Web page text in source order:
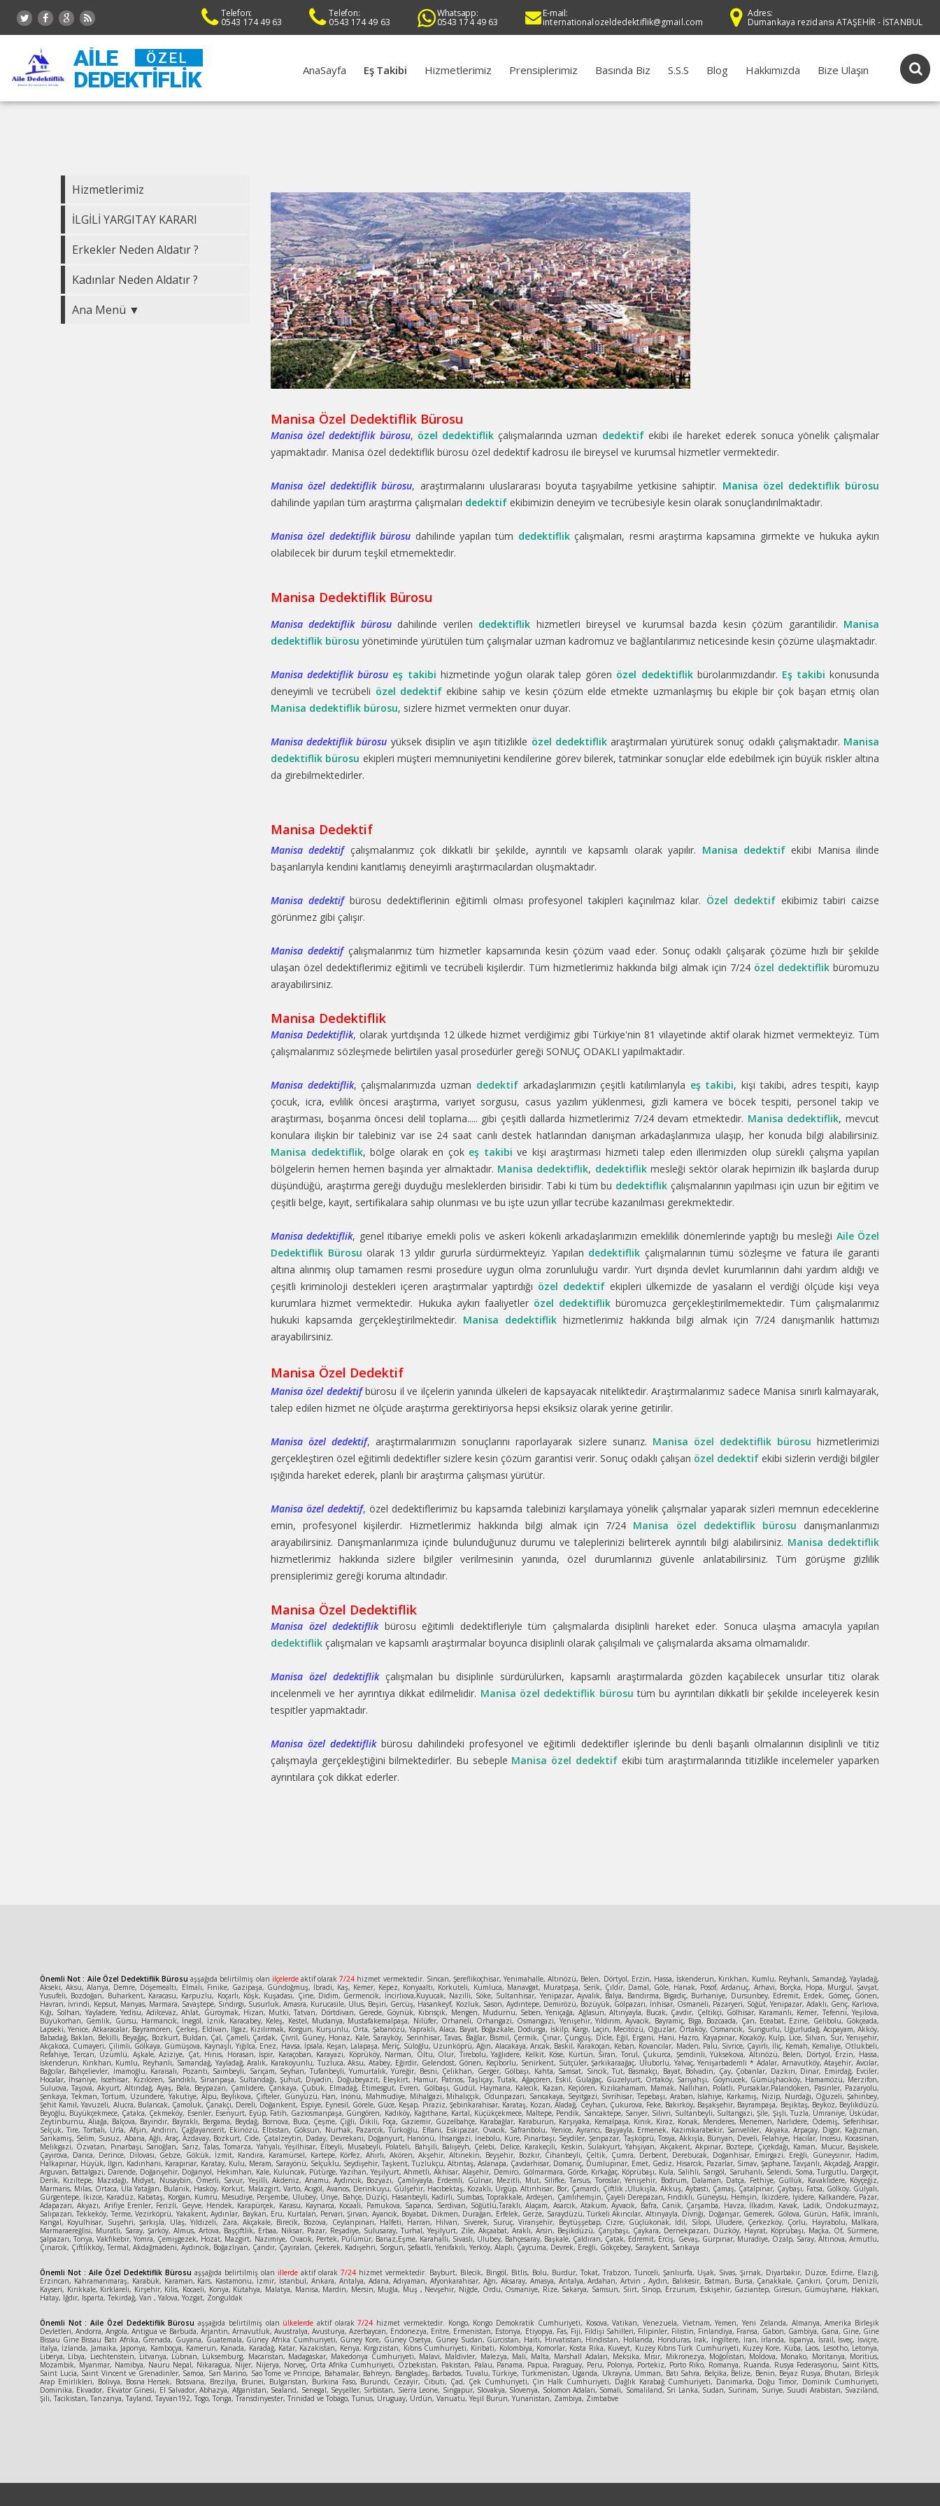
Telefon:
0543 174 49 63
Telefon:
0543 174 49 63
Whatsapp:
0543 174 49 63
E-mail:
internationalozeldedektiflik@gmail.com
Adres:
Dumankaya rezidansı ATAŞEHİR - İSTANBUL
AILE ÖZEL
DEDEKTIFLIK AnaSayfa Eş Takibi Hizmetlerimiz Prensiplerimiz Basında Biz S.S.S Blog Hakkımızda Bize Ulaşın
Hizmetlerimiz
İLGİLİ YARGITAY KARARI
Erkekler Neden Aldatır ?
Kadınlar Neden Aldatır ?
Ana Menü ▼
Manisa Özel Dedektiflik Bürosu
Manisa özel dedektiflik bürosu, özel dedektiflik çalışmalarında uzman dedektifekibi ile hareket ederek sonuca yönelik çalışmalar
yapmaktadır. Manisa özel dedektiflik bürosu özel dedektif kadrosu ile bireysel ve kurumsal hizmetler vermektedir.
Manisa özel dedektiflik bürosu, araştırmalarını uluslararası boyuta taşıyabilme yetkisine sahiptir. Manisa özel dedektiflik bürosu
dahilinde yapılan tüm araştırma çalışmaları dedektif ekibimizin deneyim ve tecrübesiyle kesin olarak sonuçlandırılmaktadır.
Manisa özel dedektiflik bürosu dahilinde yapılan tüm dedektiflikçalışmaları, resmi araştırma kapsamına girmekte ve hukuka aykırı
olabilecek bir durum teşkil etmemektedir.
Manisa Dedektiflik Bürosu
Manisa dedektiflik bürosudahilinde verilen dedektiflik hizmetleri bireysel ve kurumsal bazda kesin çözüm garantilidir. Manisa
dedektiflik bürosu yönetiminde yürütülen tüm çalışmalar uzman kadromuz ve bağlantılarımız neticesinde kesin çözüme ulaşmaktadır.
Manisa dedektiflik bürosu eş takibi hizmetinde yoğun olarak talep gören özel dedektiflikbürolarımızdandır. Eş takibi konusunda
deneyimli ve tecrübeli özel dedektifekibine sahip ve kesin çözüm elde etmekte uzmanlaşmış bu ekiple bir çok başarı etmiş olan
Manisa dedektiflik bürosu, sizlere hizmet vermekten onur duyar.
Manisa dedektiflik bürosu yüksek disiplin ve aşırı titizlikle özel dedektiflikaraştırmaları yürütürek sonuç odaklı çalışmaktadır. Manisa
dedektiflik bürosu ekipleri müşteri memnuniyetini kendilerine görev bilerek, tatminkar sonuçlar elde edebilmek için büyük riskler altına
da girebilmektedirler.
Manisa Dedektif
Manisa dedektifçalışmalarımız çok dikkatli bir şekilde, ayrıntılı ve kapsamlı olarak yapılır. Manisa dedektifekibi Manisa ilinde
başarılarıyla kendini kanıtlamış deneyimli araştırmacılardan oluşmaktadır.
Manisa dedektifbürosu dedektiflerinin eğitimli olması profesyonel takipleri kaçınılmaz kılar. Özel dedektif ekibimiz tabiri caizse
görünmez gibi çalışır.
Manisa dedektifçalışmalarımız tüm hizmetler kapsamında kesin çözüm vaad eder. Sonuç odaklı çalışarak çözüme hızlı bir şekilde
ulaşan özel dedektiflerimiz eğitimli ve tecrübeli kişilerdir. Tüm hizmetlerimiz hakkında bilgi almak için 7/24 özel dedektiflik büromuzu
arayabilirsiniz.
Manisa Dedektiflik
Manisa Dedektiflik, olarak yurtdışında 12 ülkede hizmet verdiğimiz gibi Türkiye'nin 81 vilayetinde aktif olarak hizmet vermekteyiz. Tüm
çalışmalarımız sözleşmede belirtilen yasal prosedürler gereği SONUÇ ODAKLI yapılmaktadır.
Manisa dedektiflik, çalışmalarımızda uzman dedektifarkadaşlarımızın çeşitli katılımlarıyla eş takibi, kişi takibi, adres tespiti, kayıp
çocuk, icra, evlilik öncesi araştırma, variyet sorgusu, casus yazılım yüklenmesi, gizli kamera ve böcek tespiti, personel takip ve
araştırması, boşanma öncesi delil toplama..... gibi çeşitli dallarda hizmetlerimiz 7/24 devam etmektedir. Manisa dedektiflik, mevcut
konulara ilişkin bir talebiniz var ise 24 saat canlı destek hatlarından danışman arkadaşlarımıza ulaşıp, her konuda bilgi alabilirsiniz.
Manisa dedektiflik, bölge olarak en çok eş takibi ve kişi araştırması hizmeti talep eden illerimizden olup sürekli çalışma yapılan
bölgelerin hemen hemen başında yer almaktadır. Manisa dedektiflik, dedektiflikmesleği sektör olarak hepimizin ilk başlarda durup
düşündüğü, araştırma gereği duyduğu mesleklerden birisidir. Tabi ki tüm bu dedektiflik çalışmalarının yapılması için uzun bir eğitim ve
çeşitli belge, kayıt, sertifikalara sahip olunması ve bu işte uzun yıllar tecrübe kazanılması gerekmektedir.
Manisa dedektiflik, genel itibariye emekli polis ve askeri kökenli arkadaşlarımızın emeklilik dönemlerinde yaptığı bu mesleği Aile Özel
Dedektiflik Bürosu olarak 13 yıldır gururla sürdürmekteyiz. Yapılan dedektiflik çalışmalarının tümü sözleşme ve fatura ile garanti
altına alınmış olup tamamen resmi prosedüre uygun olma zorunluluğu vardır. Yurt dışında devlet kurumlarının dahi yardım aldığı ve
çeşitli kriminoloji destekleri içeren araştırmalar yaptırdığı özel dedektif ekipleri ülkemizde de yasaların el verdiği ölçüde kişi veya
kurumlara hizmet vermektedir. Hukuka aykırı faaliyetler özel dedektiflik büromuzca gerçekleştirilmemektedir. Tüm çalışmalarımız
hukuki kapsamda gerçekleştirilmektedir. Manisa dedektiflik hizmetlerimiz hakkında bilgi almak için 7/24 danışmanlık hattımızı
arayabilirsiniz.
Manisa Özel Dedektif
Manisa özel dedektifbürosu il ve ilçelerin yanında ülkeleri de kapsayacak niteliktedir. Araştırmalarımız sadece Manisa sınırlı kalmayarak,
talep edilen hizmet ne ölçüde araştırma gerektiriyorsa hepsi eksiksiz olarak yerine getirilir.
Manisa özel dedektif, araştırmalarımızın sonuçlarını raporlayarak sizlere sunarız. Manisa özel dedektiflik bürosu hizmetlerimizi
gerçekleştiren özel eğitimli dedektifler sizlere kesin çözüm garantisi verir. Sonuç odaklı çalışan özel dedektif ekibi sizlerin verdiği bilgiler
ışığında hareket ederek, planlı bir araştırma çalışması yürütür.
Manisa özel dedektif, özel dedektiflerimiz bu kapsamda talebinizi karşılamaya yönelik çalışmalar yaparak sizleri memnun edeceklerine
emin, profesyonel kişilerdir. Hizmetlerimiz hakkında bilgi almak için 7/24 Manisa özel dedektiflik bürosu danışmanlarımızı
arayabilirsiniz. Danışmanlarımıza içinde bulunduğunuz durumu ve taleplerinizi belirterek ayrıntılı bilgi alabilirsiniz. Manisa dedektiflik
hizmetlerimiz hakkında sizlere bilgiler verilmesinin yanında, özel durumlarınızı güvenle anlatabilirsiniz. Tüm görüşme gizlilik
prensiplerimiz gereği koruma altındadır.
Manisa Özel Dedektiflik
Manisa özel dedektiflikbürosu eğitimli dedektifleriyle tüm çalışmalarda disiplinli hareket eder. Sonuca ulaşma amacıyla yapılan
dedektiflik çalışmaları ve kapsamlı araştırmalar boyunca disiplinli olarak çalışılmalı ve çalışmalarda aksama olmamalıdır.
Manisa özel dedektiflikçalışmaları bu disiplinle sürdürülürken, kapsamlı araştırmalarda gözden kaçabilecek unsurlar titiz olarak
incelenmeli ve her ayrıntıya dikkat edilmelidir. Manisa özel dedektiflik bürosu tüm bu ayrıntıları dikkatli bir şekilde inceleyerek kesin
tespitler yapmaktadır.
Manisa özel dedektiflikbürosu dahilindeki profesyonel ve eğitimli dedektifler işlerinde bu denli başarılı olmalarının disiplinli ve titiz
çalışmayla gerçekleştiğini bilmektedirler. Bu sebeple Manisa özel dedektifekibi tüm araştırmalarında titizlikle incelemeler yaparken
ayrıntılara çok dikkat ederler.
Önemli Not : Aile Özel Dedektiflik Bürosu aşşağıda belirtilmiş olan ilçelerdeaktif olarak7/24 hizmet vermektedir. Sincan, Şereflikoçhisar, Yenimahalle, Altınözü, Belen, Dörtyol, Erzin, Hassa, İskenderun, Kırıkhan, Kumlu, Reyhanlı, Samandağ, Yayladağ,
Akseki, Aksu, Alanya, Demre, Döşemealtı, Elmalı, Finike, Gazipaşa, Gündoğmuş, İbradi, Kaş, Kemer, Kepez, Konyaaltı, Korkuteli, Kumluca, Manavgat, Muratpaşa, Serik, Çıldır, Damal, Göle, Hanak, Posof, Ardanuç, Arhavi, Borçka, Hopa, Murgul, Şavşat,
Yusufeli, Bozdoğan, Buharkent, Karacasu, Karpuzlu, Koçarlı, Köşk, Kuşadası, Çine, Didim, Germencik, İncirliova,Kuyucak, Nazilli, Söke, Sultanhisar, Yenipazar, Ayvalık, Balya, Bandırma, Bigadiç, Burhaniye, Dursunbey, Edremit, Erdek, Gömeç, Gönen,
Havran, İvrindi, Kepsut, Manyas, Marmara, Savaştepe, Sındırgı, Susurluk, Amasra, Kurucasile, Ulus, Beşiri, Gercüş, Hasankeyf, Kozluk, Sason, Aydıntepe, Demirözü, Bozüyük, Gölpazarı, İnhisar, Osmaneli, Pazaryeri, Söğüt, Yenipazar, Adaklı, Genç, Karlıova,
Kığı, Solhan, Yayladere, Yedisu, Adilcevaz, Ahlat, Güroymak, Hizan, Mutki, Tatvan, Dörtdivan, Gerede, Göynük, Kıbrısçık, Mengen, Mudurnu, Seben, Yeniçağa, Ağlasun, Altınyayla, Bucak, Çavdır, Çeltikçi, Gölhisar, Karamanlı, Kemer, Tefenni, Yeşilova,
Büyükorhan, Gemlik, Gürsu, Harmancık, İnegöl, İznik, Karacabey, Keleş, Kestel, Mudanya, Mustafakemalpaşa, Nilüfer, Orhaneli, Orhangazi, Osmangazi, Yenişehir, Yıldırım, Ayvacık, Bayramiç, Biga, Bozcaada, Çan, Eceabat, Ezine, Gelibolu, Gökçeada,
Lapseki, Yenice, Atkaracalar, Bayramören, Çerkeş, Eldivan, Ilgaz, Kızılırmak, Korgun, Kurşunlu, Orta, Şabanözü, Yapraklı, Alaca, Bayat, Boğazkale, Dodurga, İskilp, Kargı, Laçin, Mecitözü, Oğuzlar, Ortaköy, Osmancık, Sungurlu, Uğurludağ, Acıpayam, Akköy,
Babadağ, Baklan, Bekilli, Beyağaç, Bozkurt, Buldan, Çal, Çameli, Çardak, Çivril, Güney, Honaz, Kale, Sarayköy, Serinhisar, Tavas, Bağlar, Bismil, Çermik, Çınar, Çüngüş, Dicle, Eğil, Ergani, Hani, Hazro, Kayapınar, Kocaköy, Kulp, Lice, Silvan, Sur, Yenişehir,
Akçakoca, Cumayeri, Çilimli, Gölkaya, Gümüşova, Kaynaşlı, Yığılca, Enez, Havsa, İpsala, Keşan, Lalapaşa, Meriç, Süloğlu, Uzunköprü, Ağın, Alacakaya, Arıcak, Baskil, Karakoçan, Keban, Kovancılar, Maden, Palu, Sivrice, Çayırlı, İliç, Kemah, Kemaliye, Otlukbeli,
Refahiye, Tercan, Üzümlü, Aşkale, Aziziye, Çat, Hınıs, Horasan, İspir, Karaçoban, Karayazı, Köprüköy, Narman, Oltu, Olur, Tirebolu, Yağlıdere, Kelkit, Köse, Kürtün, Siran, Torul, Çukurca, Şemdinli, Yüksekova, Altınözü, Belen, Dörtyol, Erzin, Hassa,
İskenderun, Kırıkhan, Kumlu, Reyhanlı, Samandağ, Yayladağ, Aralık, Karakoyunlu, Tuzluca, Aksu, Atabey, Eğirdir, Gelendost, Gönen, Keçiborlu, Senirkent, Sütçüler, Şarkikaraağaç, Uluborlu, Yalvaç, Yenişarbademli * Adalar, Arnavutköy, Ataşehir, Avcılar,
Bağcılar, Bahçelievler, İmamoğlu, Karaisalı, Pozantı, Saimbeyli, Sarıçam, Seyhan, Tufanbeyli, Yumurtalık, Yüreğir, Besni, Çelikhan, Gerger, Gölbaşı, Kahta, Samsat, Sincik, Tut, Basmakçı, Bayat, Bolvadin, Çay, Çobanlar, Dazkırı, Dinar, Emirdağ, Evciler,
Hocalar, İhsaniye, İscehisar, Kızılören, Sandıklı, Sinanpaşa, Sultandağı, Şuhut, Diyadin, Doğubeyazıt, Eleşkirt, Hamur, Patnos, Taşlıçay, Tutak, Ağaçören, Eskil, Gülağaç, Güzelyurt, Ortaköy, Sarıyahşi, Göynücek, Gümüşhacıköy, Hamamözü, Merzifon,
Suluova, Taşova, Akyurt, Altındağ, Ayaş, Bala, Beypazarı, Çamlıdere, Çankaya, Çubuk, Elmadağ, Etimesgut, Evren, Gölbaşı, Güdül, Haymana, Kalecik, Kazan, Keçiören, Kızılcahamam, Mamak, Nallıhan, Polatlı, Pursaklar,Palandöken, Pasinler, Pazaryolu,
Şenkaya, Tekman, Tortum, Uzundere, Yakutiye, Alpu, Beylikova, Çifteler, Günyüzü, Han, İnönü, Mahmudiye, Mihalgazi, Mihalıççık, Odunpazarı, Sarıcakaya, Seyitgazi, Sivrihisar, Tepebaşı, Araban, İslahiye, Karkamış, Nizip, Nurdağı, Oğuzeli, Şahinbey,
Şehit Kamil, Yavuzeli, Alucra, Bulancak, Çamoluk, Çanakçı, Dereli, Doğankent, Espiye, Eynesil, Görele, Güce, Keşap, Piraziz, Şebinkarahisar, Karataş, Kozan, Aladağ, Ceyhan, Çukurova, Feke, Bakırköy, Başakşehir, Bayrampaşa, Beşiktaş, Beykoz, Beylikdüzü,
Beyoğlu, Büyükçekmece, Çatalca, Çekmeköy, Esenler, Esenyurt, Eyüp, Fatih, Gaziosmanpaşa, Güngören, Kadıköy, Kağıthane, Kartal, Küçükçekmece, Maltepe, Pendik, Sancaktepe, Sarıyer, Silivri, Sultanbeyli, Sultangazi, Şile, Şişli, Tuzla, Ümraniye, Üsküdar,
Zeytinburnu, Aliağa, Balçova, Bayındır, Bayraklı, Bergama, Beydağ, Bornova, Buca, Çeşme, Çiğli, Dikili, Foça, Gaziemir, Güzelbahçe, Karabağlar, Karaburun, Karşıyaka, Kemalpaşa, Kınık, Kiraz, Konak, Menderes, Menemen, Narlıdere, Ödemiş, Seferihisar,
Selçuk, Tire, Torbalı, Urla, Afşin, Andırın, Çağlayancerit, Ekinözü, Elbistan, Göksun, Nurhak, Pazarcık, Türkoğlu, Eflani, Eskipazar, Ovacık, Safranbolu, Yenice, Ayrancı, Başyayla, Ermenek, Kazımkarabekir, Sarıveliler, Akyaka, Arpaçay, Digor, Kağızman,
Sarıkamış, Selim, Susuz, Abana, Ağlı, Araç, Azdavay, Bozkurt, Cide, Çatalzeytin, Daday, Devrekani, Doğanyurt, Hanönü, İhsangazi, İnebolu, Küre, Pınarbaşı, Seydiler, Şenpazar, Taşköprü, Tosya, Akkışla, Bünyan, Develi, Felahiye, Hacılar, İncesu, Kocasinan,
Melikgazi, Özvatan, Pınarbaşı, Sarıoğlan, Sarız, Talas, Tomarza, Yahyalı, Yeşilhisar, Elbeyli, Musabeyli, Polateli, Bahşili, Balışeyh, Çelebi, Delice, Karakeçili, Keskin, Sulakyurt, Yahşiyan, Akçakent, Akpınar, Boztepe, Çiçekdağı, Kaman, Mucur, Başiskele,
Çayırova, Darıca, Derince, Dilovası, Gebze, Gölcük, İzmit, Kandıra, Karamürsel, Kartepe, Körfez, Ahırlı, Akören, Akşehir, Altınekin, Beyşehir, Bozkır, Cihanbeyli, Çeltik, Çumra, Derbent, Derebucak, Doğanhisar, Emirgazi, Ereğli, Güneysınır, Hadim,
Halkapınar, Hüyük, Ilgın, Kadınhanı, Karapınar, Karatay, Kulu, Meram, Sarayönü, Selçuklu, Seydişehir, Taşkent, Tuzlukçu, Altıntaş, Aslanapa, Çavdarhisar, Domaniç, Dumlupınar, Emet, Gediz, Hisarcık, Pazarlar, Simav, Şaphane, Tavşanlı, Akçadağ, Arapgir,
Arguvan, Battalgazi, Darende, Doğanşehir, Doğanyol, Hekimhan, Kale, Kuluncak, Pütürge, Yazıhan, Yeşilyurt, Ahmetli, Akhisar, Alaşehir, Demirci, Gölmarmara, Görde, Kırkağaç, Köprübaşı, Kula, Salihli, Sarıgöl, Saruhanlı, Selendi, Soma, Turgutlu, Dargeçit,
Derik, Kızıltepe, Mazıdağı, Midyat, Nusaybin, Ömerli, Savur, Yeşilli, Akdeniz, Anamu, Aydıncık, Bozyazı, Çamlıyayla, Erdemli, Gülnar, Mezitli, Mut, Silifke, Tarsus, Toroslar, Yenişehir, Bodrum, Dalaman, Datça, Fethiye, Güllük, Kavaklıdere, Köyçeğiz,
Marmaris, Milas, Ortaca, Ula Yatağan, Bulanık, Hasköy, Korkut, Malazgirt, Varto, Acıgöl, Avanos, Derinkuyu, Gülşehir, Hacıbektaş, Kozaklı, Ürgüp, Altınhisar, Bor, Çamardı, Çiftlik ,Ulukışla, Akkuş, Aybastı, Çamaş, Çatalpınar, Çaybaşı, Fatsa, Gölköy, Gülyalı,
Gürgentepe, İkizce, Karadüz, Kabataş, Korgan, Kumru, Mesudiye, Perşembe, Ulubey, Ünye, Bahçe, Düziçi, Hasanbeyli, Kadirli, Sumbas, Toprakkale, Ardeşen, Çamlıhemşin, Çayeli Derepazarı, Fındıklı, Güneysu, Hemşin, İkizdere, İyidere, Kalkandere, Pazar,
Adapazarı, Akyazı, Arifiye Erenler, Ferizli, Geyve, Hendek, Karapürçek, Karasu, Kaynarca, Kocaali, Pamukova, Sapanca, Serdivan, Söğütlü,Taraklı, Alaçam, Asarcık, Atakum, Ayvacık, Bafra, Canik, Çarşamba, Havza, İlkadım, Kavak, Ladik, Ondokuzmayız,
Salıpazarı, Tekkeköy, Terme, Vezirköprü, Yakakent, Aydınlar, Baykan, Eru, Kurtalan, Pervari, Şirvan, Ayancık, Boyabat, Dikmen, Durağan, Erfelek, Gerze, Saraydüzü, Türkeli Akıncılar, Altınyayla, Divriği, Doğanşar, Gemerek, Gölova, Gürün, Hafik, İmranlı,
Kangal, Koyulhisar, Suşehri, Şarkışla, Ulaş, Yıldızeli, Zara, Akçakale, Birecik, Bozova, Ceylanpınarı, Halfeti, Harran, Hilvan, Siverek, Suruç, Viranşehir, Beytüşşebap, Cizre, Güçlükonak, İdil, Silopi, Uludere, Çerkezköy, Çorlu, Hayrabolu, Malkara,
Marmaraereğlisi, Muratlı, Saray, Şarköy, Almus, Artova, Başçiftlik, Erbaa, Niksar, Pazar, Reşadiye, Sulusaray, Turhal, Yeşilyurt, Zile, Akçaabat, Araklı, Arsin, Beşikdüzü, Çarşıbaşı, Çaykara, Dernekpazarı, Düzköy, Hayrat, Köprübaşı, Maçka, Of, Sürmene,
Şalpazarı, Tonya, Vakfıkebir, Yomra, Çemişgezek, Hozat, Mazgirt, Nazımiye, Ovacık, Pertek, Pülümür, Banaz,Eşme, Karahallı, Sivaslı, Ulubey, Bahçesaray, Başkale, Çaldıran, Çatak, Edremit, Erciş, Gevaş, Gürpınar, Muradiye, Özalp, Saray, Altınova, Armutlu,
Çınarcık, Çiftlikköy, Termal, Akdağmadeni, Aydıncık, Boğazlıyan, Çandır, Çayıralan, Çekerek, Kadışehri, Sorgun, Şefaatli, Yenifakılı, Yerköy, Alaplı, Çaycuma, Devrek, Ereğli, Gökçebey, Saraykent, Sarıkaya
Önemli Not : Aile Özel Dedektiflik Bürosu aşşağıda belirtilmiş olan illerde aktif olarak 7/24 hizmet vermektedir. Bayburt, Bilecik, Bingöl, Bitlis, Bolu, Burdur, Tokat, Trabzon, Tunceli, Şanlıurfa, Uşak, Sivas, Şırnak, Diyarbakır, Düzce, Edirne, Elazığ,
Erzincan, Kahramanmaraş, Karabük, Karaman, Kars, Kastamonu, İzmir, İstanbul, Ankara, Antalya, Adana, Adıyaman, Afyonkarahisar, Ağrı, Aksaray, Amasya, Antalya, Ardahan, Artvin , Aydın, Balıkesir, Batman, Bursa, Çanakkale, Çankırı, Çorum, Denizli,
Kayseri, Kırıkkale, Kırklareli, Kırşehir, Kilis, Kocaeli, Konya, Kütahya, Malatya, Manisa, Mardin, Mersin, Muğla, Muş , Nevşehir, Niğde, Ordu, Osmaniye, Rize, Sakarya, Samsun, Siirt, Sinop, Erzurum, Eskişehir, Gaziantep, Giresun, Gümüşhane, Hakkari,
Hatay, Iğdır, Isparta, Tekirdağ, Van , Yalova, Yozgat, Zonguldak
Önemli Not : Aile Özel Dedektiflik Bürosu aşşağıda belirtilmiş olan ülkelerde aktif olarak7/24 hizmet vermektedir. Kongo, Kongo Demokratik Cumhuriyeti, Kosova, Vatikan, Venezuela, Vietnam, Yemen, Yeni Zelanda, Almanya, Amerika Birleşik
Devletleri, Andorra, Angola, Antigua ve Barbuda, Arjantin, Arnavutluk, Avustralya, Avusturya, Azerbaycan, Endonezya, Eritre, Ermenistan, Estonya, Etiyopya, Fas, Fiji, Fildişi Sahilleri, Filipinler, Filistin, Finlandiya, Fransa, Gabon, Gambiya, Gana, Gine, Gine
Bissau Gine Bissau Batı Afrika, Grenada, Guyana, Guatemala, Güney Afrika Cumhuriyeti, Güney Kore, Güney Osetya, Güney Sudan, Gürcistan, Haiti, Hırvatistan, Hindistan, Hollanda, Honduras, Irak, İngiltere, İran, İrlanda, İspanya, İsrail, İsveç, İsviçre,
İtalya, İzlanda, Jamaika, Japonya, Kamboçya, Kamerun, Kanada, Karadağ, Katar, Kazakistan, Kenya, Kırgızistan, Kıbrıs Cumhuriyeti, Kiribati, Kolombiya, Komorlar, Kosta Rika, Kuveyt, Kuzey Kıbrıs Türk Cumhuriyeti, Kuzey Kore, Küba, Laos, Lesotho, Letonya,
Liberya, Libya, Liechtenstein, Litvanya, Lübnan, Lüksemburg, Macaristan, Madagaskar, Makedonya Cumhuriyeti, Malavi, Maldivler, Malezya, Mali, Malta, Marshall Adaları, Meksika, Mısır, Mikronezya, Moğolistan, Moldova, Monako, Moritanya, Moritius,
Mozambik, Myanmar, Namibya, Nauru Nepal, Nikaragua, Nijer, Nijerya, Norveç, Orta Afrika Cumhuriyeti, Özbekistan, Pakistan, Palau, Panama, Papua, Paraguay, Peru, Polonya, Portekiz, Porto Riko, Romanya, Ruanda, Rusya Federasyonu, Saint Kitts,
Saint Lucia, Saint Vincent ve Grenadinler, Samoa, San Marino, Sao Tome ve Principe, Bahamalar, Bahreyn, Bangladeş, Barbados, Tuvalu, Türkiye, Türkmenistan, Uganda, Ukrayna, Umman, Batı Sahra, Belçika, Belize, Benin, Beyaz Rusya, Bhutan, Birleşik
Arap Emirlikleri, Bolivya, Bosna Hersek, Botsvana, Brezilya, Brunei, Bulgaristan, Burkina Faso, Burundi, Cezayir, Cibuti, Çad, Çek Cumhuriyeti, Çin Halk Cumhuriyeti, Dağlık Karabağ Cumhuriyeti, Danimarka, Doğu Timor, Dominik Cumhuriyeti,
Dominika, Ekvador, Ekvator Ginesi, El Salvador, Abhazya, Afganistan, Sealand, Senegal, Seyşeller, Sırbistan, Sierra Leone, Singapur, Slovakya, Slovenya, Solomon Adaları, Somali, Somaliland, Sri Lanka, Sudan, Surinam, Suriye, Suudi Arabistan, Svaziland,
Şili, Tacikistan, Tanzanya, Tayland, Tayvan192, Togo, Tonga, Transdinyester, Trinidad ve Tobago, Tunus, Uruguay, Ürdün, Vanuatu, Yeşil Burun, Yunanistan, Zambiya, Zimbabve